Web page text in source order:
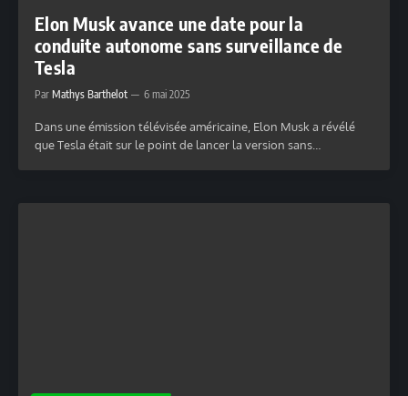
Elon Musk avance une date pour la
conduite autonome sans surveillance de
Tesla
Par Mathys Barthelot 6 mai 2025
Dans une émission télévisée américaine, Elon Musk a révélé
que Tesla était sur le point de lancer la version sans…